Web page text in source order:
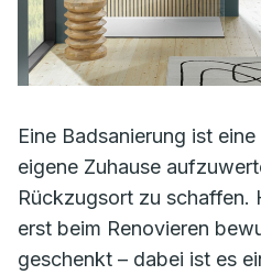
Eine Badsanierung ist
eigene Zuhause
Rückzugsort zu schaffen.
erst beim Renovieren
geschenkt – dabei ist es